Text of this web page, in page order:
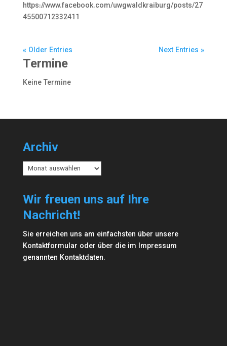
https://www.facebook.com/uwgwaldkraiburg/posts/27
45500712332411
« Older Entries Next Entries »
Termine
Keine Termine
Archiv
Archiv
Wir freuen uns auf Ihre
Nachricht!
Sie erreichen uns am einfachsten über unsere
Kontaktformular oder über die im Impressum
genannten Kontaktdaten.